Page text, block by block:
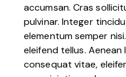
accumsan. Cras
pulvinar. Integer
elementum semper
eleifend tellus.
consequat vitae,